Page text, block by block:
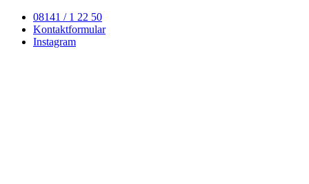
08141 / 1 22 50
Kontaktformular
Instagram